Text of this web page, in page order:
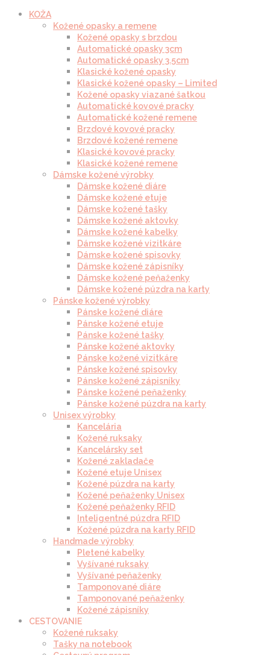
KOŽA
Kožené opasky a remene
Kožené opasky s brzdou
Automatické opasky 3cm
Automatické opasky 3.5cm
Klasické kožené opasky
Klasické kožené opasky – Limited
Kožené opasky viazané šatkou
Automatické kovové pracky
Automatické kožené remene
Brzdové kovové pracky
Brzdové kožené remene
Klasické kovové pracky
Klasické kožené remene
Dámske kožené výrobky
Dámske kožené diáre
Dámske kožené etuje
Dámske kožené tašky
Dámske kožené aktovky
Dámske kožené kabelky
Dámske kožené vizitkáre
Dámske kožené spisovky
Dámske kožené zápisníky
Dámske kožené peňaženky
Dámske kožené púzdra na karty
Pánske kožené výrobky
Pánske kožené diáre
Pánske kožené etuje
Pánske kožené tašky
Pánske kožené aktovky
Pánske kožené vizitkáre
Pánske kožené spisovky
Pánske kožené zápisníky
Pánske kožené peňaženky
Pánske kožené púzdra na karty
Unisex výrobky
Kancelária
Kožené ruksaky
Kancelársky set
Kožené zakladače
Kožené etuje Unisex
Kožené púzdra na karty
Kožené peňaženky Unisex
Kožené peňaženky RFID
Inteligentné púzdra RFID
Kožené púzdra na karty RFID
Handmade výrobky
Pletené kabelky
Vyšívané ruksaky
Vyšívané peňaženky
Tamponované diáre
Tamponované peňaženky
Kožené zápisníky
CESTOVANIE
Kožené ruksaky
Tašky na notebook